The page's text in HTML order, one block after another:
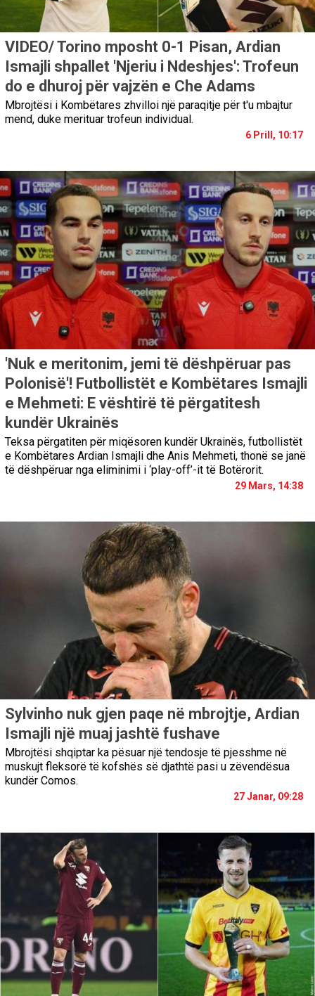
VIDEO/ Torino mposht 0-1 Pisan, Ardian
Ismajli shpallet 'Njeriu i Ndeshjes': Trofeun
do e dhuroj për vajzën e Che Adams
Mbrojtësi i Kombëtares zhvilloi një paraqitje për t'u mbajtur
mend, duke merituar trofeun individual.
6 Prill, 10:17
'Nuk e meritonim, jemi të dëshpëruar pas
Polonisë'! Futbollistët e Kombëtares Ismajli
e Mehmeti: E vështirë të përgatitesh
kundër Ukrainës
Teksa përgatiten për miqësoren kundër Ukrainës, futbollistët
e Kombëtares Ardian Ismajli dhe Anis Mehmeti, thonë se janë
të dëshpëruar nga eliminimi i ‘play-off’-it të Botërorit.
29 Mars, 14:38
Sylvinho nuk gjen paqe në mbrojtje, Ardian
Ismajli një muaj jashtë fushave
Mbrojtësi shqiptar ka pësuar një tendosje të pjesshme në
muskujt fleksorë të kofshës së djathtë pasi u zëvendësua
kundër Comos.
27 Janar, 09:28